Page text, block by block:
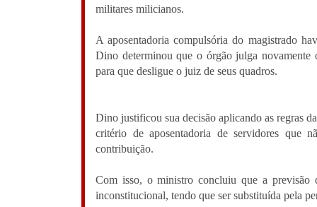
militares milicianos.
A aposentadoria compulsória do magistrado
Dino determinou que o órgão julga
para que desligue o juiz de seus quadros.
Dino justificou sua decisão aplicando as regras
critério de aposentadoria de servidores que
contribuição.
Com isso, o ministro concluiu que a previsão
inconstitucional, tendo que ser substituída pela